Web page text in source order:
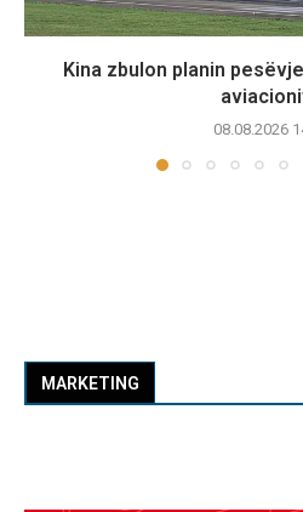
Kina zbulon planin
08.08.2026
MARKETING